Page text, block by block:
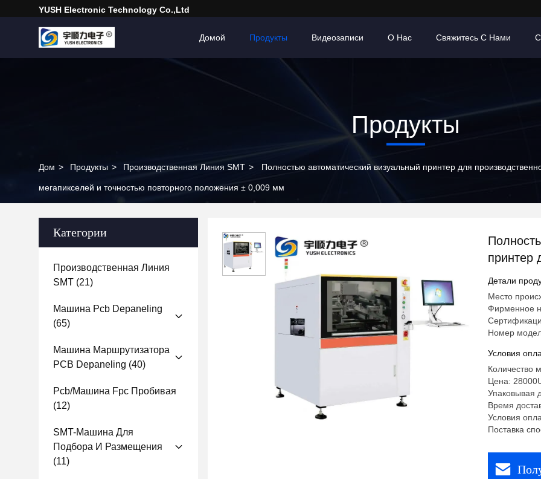
YUSH Electronic Technology Co.,Ltd
Домой Продукты Видеозаписи О Нас Свяжитесь С Нами
Продукты
Дом > Продукты > Производственная Линия SMT > Полностью автоматический визуальный принтер для
мегапикселей и точностью повторного положения ± 0,009 мм
Категории
Производственная Линия
SMT (21)
Машина Pcb Depaneling
(65)
Машина Маршрутизатора
PCB Depaneling (40)
Pcb/машина Fpc Пробивая
(12)
SMT-Машина Для
Подбора И Размещения
(11)
принтер
и
Детали
Место
Фирменное
Номер
Условия
Количество
Цена:
Упаковывая
Время
Условия
Поставка